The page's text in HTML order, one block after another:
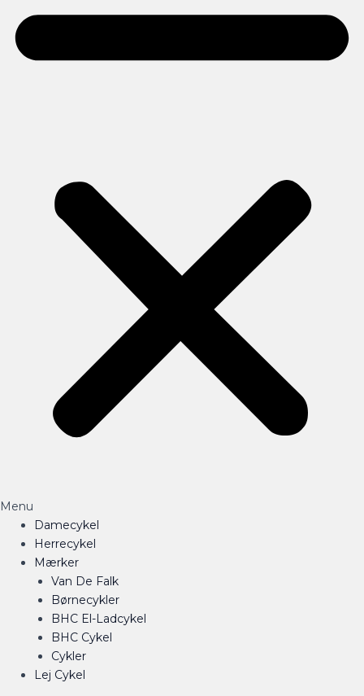
Menu
Damecykel
Herrecykel
Mærker
Van De Falk
Børnecykler
BHC El-Ladcykel
BHC Cykel
Cykler
Lej Cykel